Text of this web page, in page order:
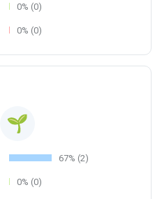
0% (0)
0% (0)
67% (2)
0% (0)